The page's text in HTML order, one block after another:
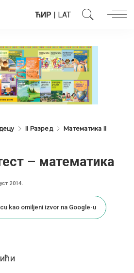
ЋИР | LAT
II Разред Математика II
– математика
2014.
kao omiljeni izvor na Google-u